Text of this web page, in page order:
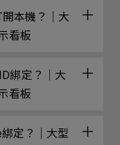
本機？｜大
看板
綁定？｜大
看板
定？｜大型